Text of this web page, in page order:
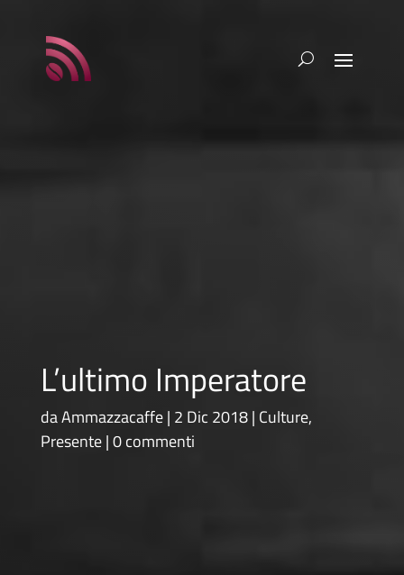
L’ultimo Imperatore
daAmmazzacaffe 2 Dic 2018 Culture,
Presente 0 commenti